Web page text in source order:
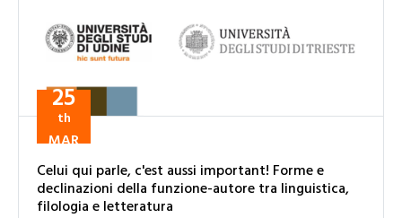
25
th
MAR
Celui qui parle, c'est aussi important! Forme e
declinazioni della funzione-autore tra linguistica,
filologia e letteratura